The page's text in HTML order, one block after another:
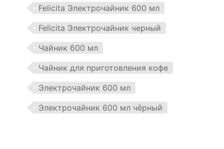
Felicita Электрочайник 600 мл
Felicita Электрочайник черный
Чайник 600 мл
Чайник для приготовления кофе
Электрочайник 600 мл
Электрочайник 600 мл чёрный